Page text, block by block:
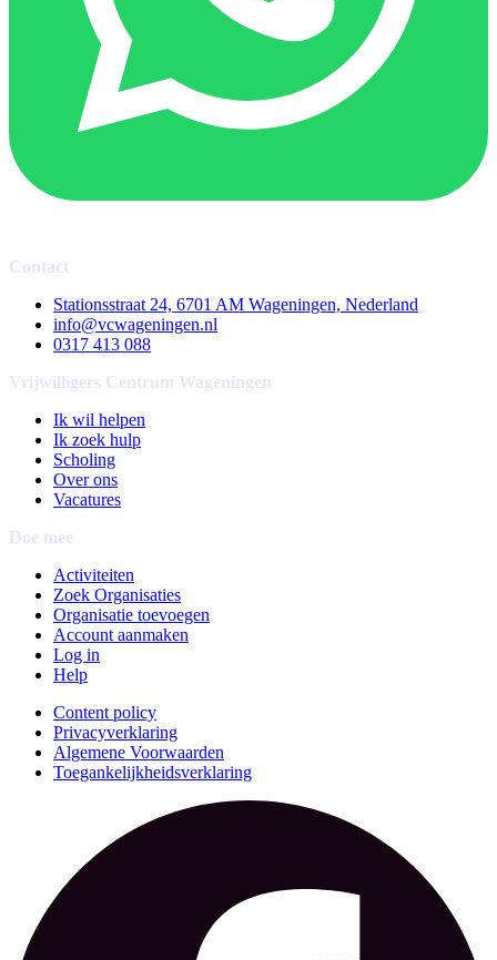
Contact
Stationsstraat 24, 6701 AM Wageningen, Nederland
info@vcwageningen.nl
0317 413 088
Vrijwilligers Centrum Wageningen
Ik wil helpen
Ik zoek hulp
Scholing
Over ons
Vacatures
Doe mee
Activiteiten
Zoek Organisaties
Organisatie toevoegen
Account aanmaken
Log in
Help
Content policy
Privacyverklaring
Algemene Voorwaarden
Toegankelijkheidsverklaring